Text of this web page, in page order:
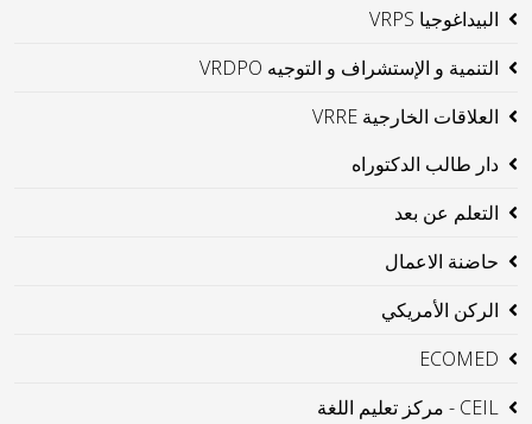
البيداغوجيا VRPS
التنمية و الإستشراف و التوجيه VRDPO
العلاقات الخارجية VRRE
دار طالب الدكتوراه
التعلم عن بعد
حاضنة الاعمال
الركن الأمريكي
ECOMED
CEIL - مركز تعليم اللغة